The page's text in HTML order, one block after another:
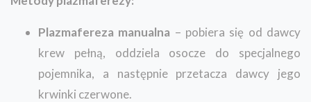
Plazmafereza manualna – pobiera się od dawcy
krew pełną, oddziela osocze do specjalnego
pojemnika, a następnie przetacza dawcy jego
krwinki czerwone.